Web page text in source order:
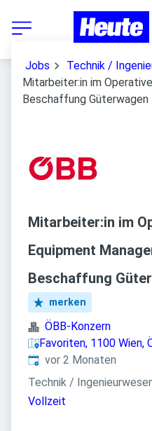
Jobs
Technik /
Mitarbeiter:in im
Beschaffung Güterwagen
Mitarbeiter:in im
Equipment
Beschaffung
merken
ÖBB-Konzern
Favoriten, 1100 Wien,
Veröffentlicht:
vor 2 Monaten
Technik /
Vollzeit